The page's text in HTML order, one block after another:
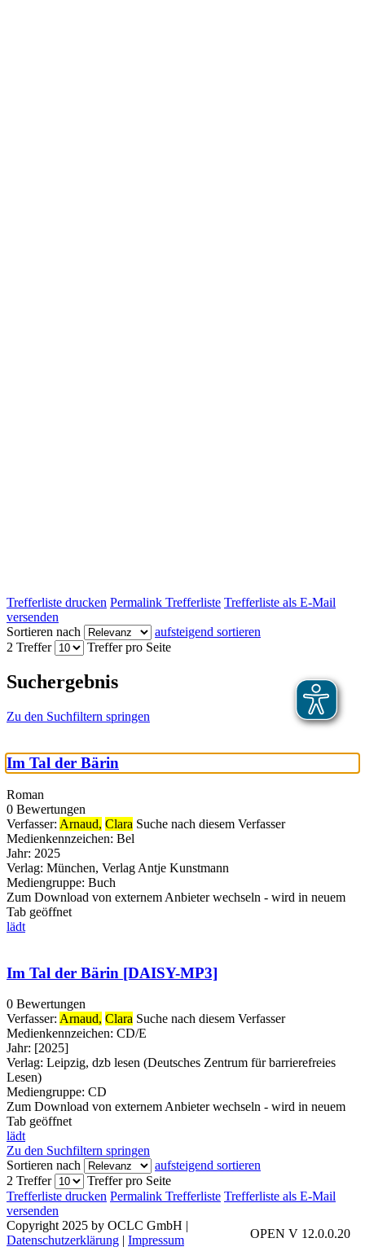
Trefferliste drucken Permalink Trefferliste Trefferliste als E-Mail
versenden
Sortieren nach
aufsteigend sortieren
2 Treffer
Treffer pro Seite
Suchergebnis
Zu den Suchfiltern springen
Im Tal der Bärin
Roman
0 Bewertungen
Verfasser: Arnaud, Clara Suche nach diesem Verfasser
Medienkennzeichen: Bel
Jahr: 2025
Verlag: München, Verlag Antje Kunstmann
Mediengruppe: Buch
Zum Download von externem Anbieter wechseln - wird in neuem
Tab geöffnet
lädt
Im Tal der Bärin [DAISY-MP3]
0 Bewertungen
Verfasser: Arnaud, Clara Suche nach diesem Verfasser
Medienkennzeichen: CD/E
Jahr: [2025]
Verlag: Leipzig, dzb lesen (Deutsches Zentrum für barrierefreies
Lesen)
Mediengruppe: CD
Zum Download von externem Anbieter wechseln - wird in neuem
Tab geöffnet
lädt
Zu den Suchfiltern springen
Sortieren nach
aufsteigend sortieren
2 Treffer
Treffer pro Seite
Trefferliste drucken Permalink Trefferliste Trefferliste als E-Mail
versenden
OPEN V 12.0.0.20
Copyright 2025 by OCLC GmbH |
Datenschutzerklärung | Impressum